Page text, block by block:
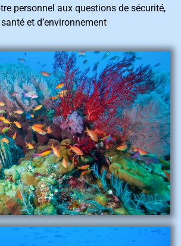
personnel aux questions de sécurité,
et d’environnement